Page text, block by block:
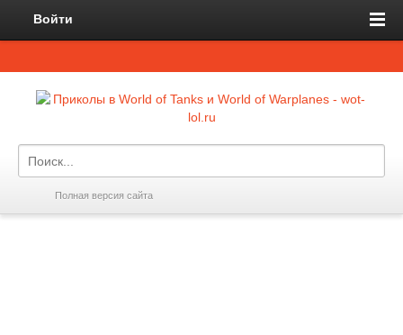
Войти
Полная версия сайта